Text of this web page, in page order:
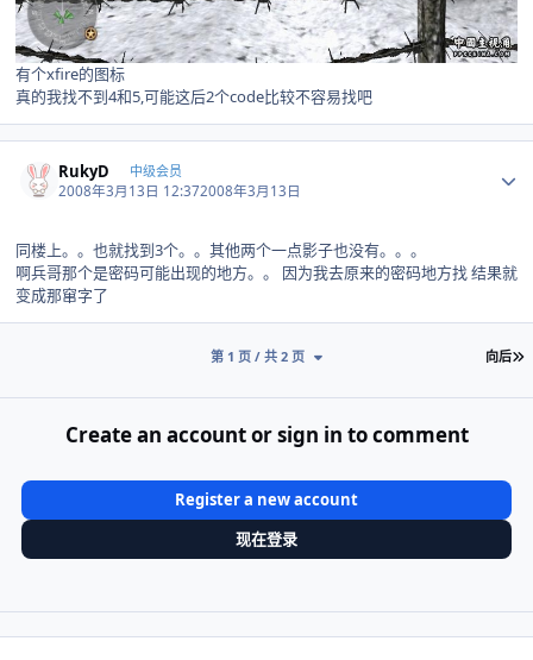
有个xfire的图标
真的我找不到4和5,可能这后2个code比较不容易找吧
RukyD 中级会员
2008年3月13日 12:372008年3月13日
同楼上。。也就找到3个。。其他两个一点影子也没有。。。
啊兵哥那个是密码可能出现的地方。。 因为我去原来的密码地方找 结果就
变成那窜字了
向后
第 1 页 / 共 2 页
Create an account or sign in to comment
Register a new account
现在登录